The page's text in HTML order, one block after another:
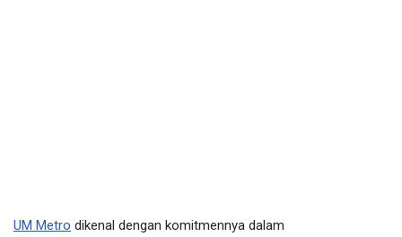
UM Metro dikenal dengan komitmennya dalam